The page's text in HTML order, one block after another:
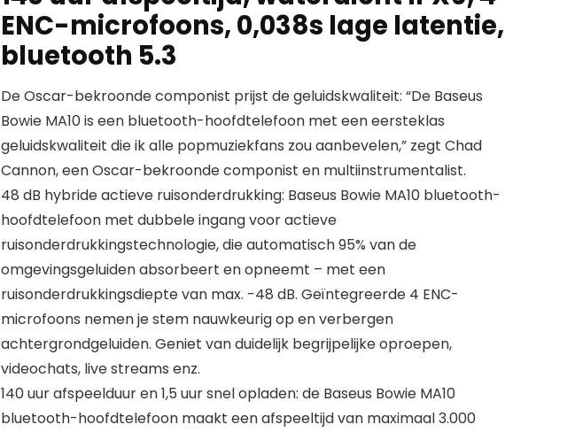
ENC-microfoons, 0,038s lage latentie,
bluetooth 5.3
De Oscar-bekroonde componist prijst de geluidskwaliteit: “De Baseus
Bowie MA10 is een bluetooth-hoofdtelefoon met een eersteklas
geluidskwaliteit die ik alle popmuziekfans zou aanbevelen,” zegt Chad
Cannon, een Oscar-bekroonde componist en multiinstrumentalist.
48 dB hybride actieve ruisonderdrukking: Baseus Bowie MA10 bluetooth-
hoofdtelefoon met dubbele ingang voor actieve
ruisonderdrukkingstechnologie, die automatisch 95% van de
omgevingsgeluiden absorbeert en opneemt – met een
ruisonderdrukkingsdiepte van max. -48 dB. Geïntegreerde 4 ENC-
microfoons nemen je stem nauwkeurig op en verbergen
achtergrondgeluiden. Geniet van duidelijk begrijpelijke oproepen,
videochats, live streams enz.
140 uur afspeelduur en 1,5 uur snel opladen: de Baseus Bowie MA10
bluetooth-hoofdtelefoon maakt een afspeeltijd van maximaal 3.000